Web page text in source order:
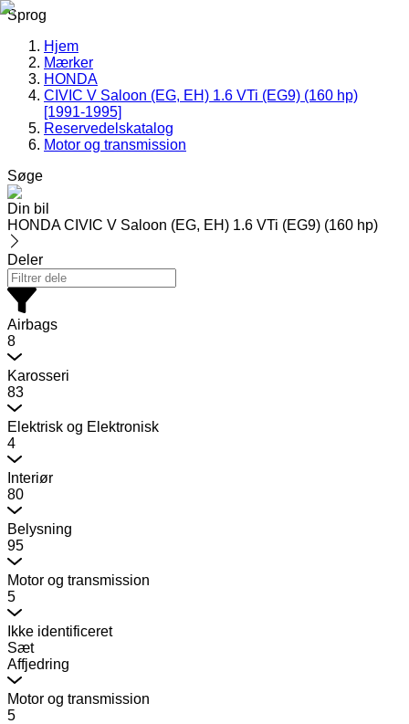
Sprog
Hjem
Mærker
HONDA
CIVIC V Saloon (EG, EH) 1.6 VTi (EG9) (160 hp)
[1991-1995]
Reservedelskatalog
Motor og transmission
Søge
Din bil
HONDA CIVIC V Saloon (EG, EH) 1.6 VTi (EG9) (160 hp)
Deler
Airbags
8
Karosseri
83
Elektrisk og Elektronisk
4
Interiør
80
Belysning
95
Motor og transmission
5
Ikke identificeret
Sæt
Affjedring
Motor og transmission
5